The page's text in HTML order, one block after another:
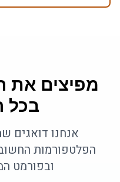
מפיצים את
בכל
אנחנו דואגים
הפלטפורמות
ובפורמט